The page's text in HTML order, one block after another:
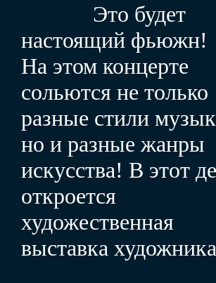
Это будет
настоящий фьюжн!
На этом концерте
сольются не только
разные стили
но и разные жанры
искусства! В этот
откроется
художественная
выставка